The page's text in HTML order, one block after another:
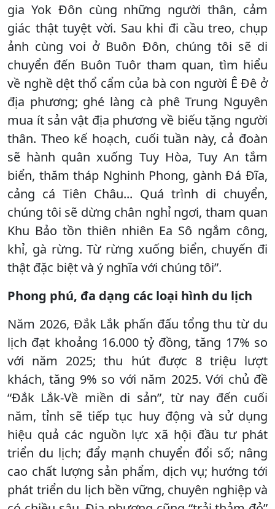
gia Yok Đôn cùng những người thân, cảm
giác thật tuyệt vời. Sau khi đi cầu treo, chụp
ảnh cùng voi ở Buôn Đôn, chúng tôi sẽ di
chuyển đến Buôn Tuôr tham quan, tìm hiểu
về nghề dệt thổ cẩm của bà con người Ê Đê ở
địa phương; ghé làng cà phê Trung Nguyên
mua ít sản vật địa phương về biếu tặng người
thân. Theo kế hoạch, cuối tuần này, cả đoàn
sẽ hành quân xuống Tuy Hòa, Tuy An tắm
biển, thăm tháp Nghinh Phong, gành Đá Đĩa,
cảng cá Tiên Châu... Quá trình di chuyển,
chúng tôi sẽ dừng chân nghỉ ngơi, tham quan
Khu Bảo tồn thiên nhiên Ea Sô ngắm công,
khỉ, gà rừng. Từ rừng xuống biển, chuyến đi
thật đặc biệt và ý nghĩa với chúng tôi”.
Phong phú, đa dạng các loại hình du lịch
Năm 2026, Đắk Lắk phấn đấu tổng thu từ du
lịch đạt khoảng 16.000 tỷ đồng, tăng 17% so
với năm 2025; thu hút được 8 triệu lượt
khách, tăng 9% so với năm 2025. Với chủ đề
“Đắk Lắk-Về miền di sản”, từ nay đến cuối
năm, tỉnh sẽ tiếp tục huy động và sử dụng
hiệu quả các nguồn lực xã hội đầu tư phát
triển du lịch; đẩy mạnh chuyển đổi số; nâng
cao chất lượng sản phẩm, dịch vụ; hướng tới
phát triển du lịch bền vững, chuyên nghiệp và